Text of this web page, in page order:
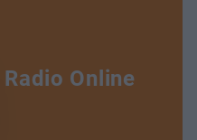
Radio Online